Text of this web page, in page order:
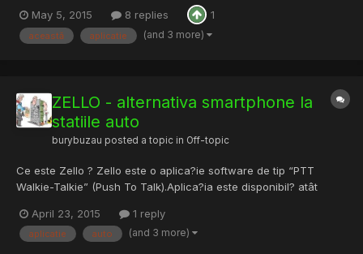
parerile voastre legate de aceasta aplicatie, iar daca vi se pare
scump pot oferi si mici reduceri pentru membrii cu vec...
May 5, 2015 8 replies 1
această aplicatie (and 3 more)
ZELLO - alternativa smartphone la
statiile auto
burybuzau posted a topic in Off-topic
Ce este Zello ? Zello este o aplica?ie software de tip “PTT
Walkie-Talkie” (Push To Talk).Aplica?ia este disponibil? atât
exemplu Android,iOS ?i Windows Phone, cât ?i pentru sisteme
de operare pentru calculatoare ?i laptopuri, respectiv...
April 23, 2015 1 reply
aplicatie auto (and 3 more)